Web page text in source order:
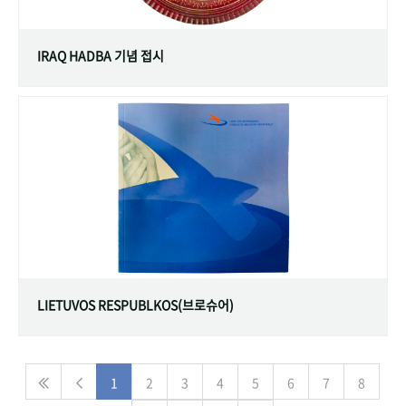
IRAQ HADBA 기념 접시
LIETUVOS RESPUBLKOS(브로슈어)
1 2 3 4 5 6 7 8